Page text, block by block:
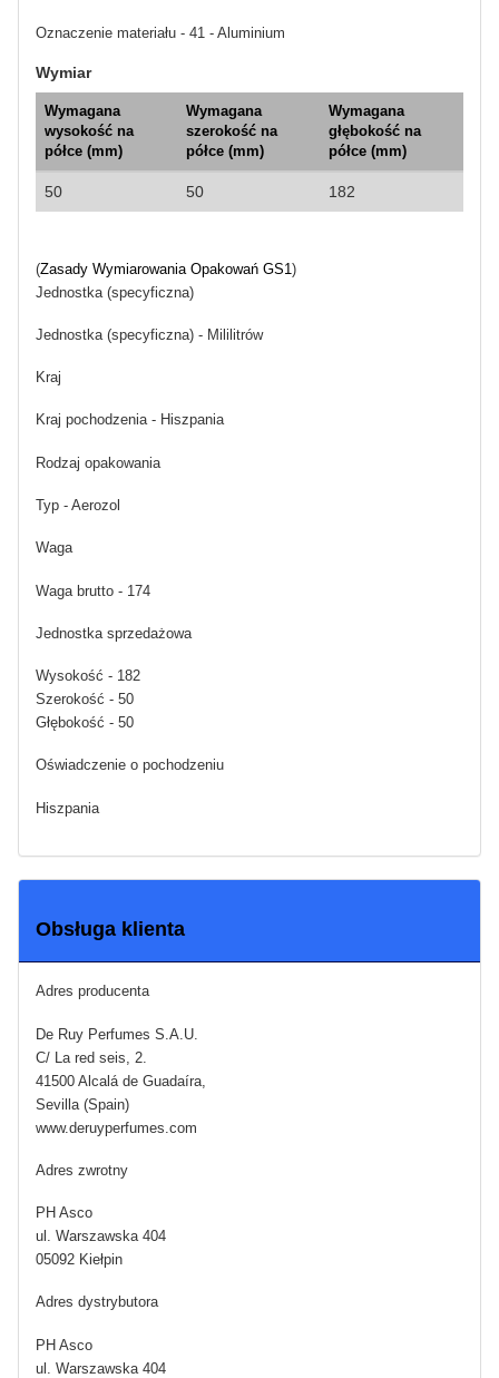
Oznaczenie materiału - 41 - Aluminium
Wymiar
Wymagana
wysokość na
półce (mm)
Wymagana
szerokość na
półce (mm)
Wymagana
głębokość na
półce (mm)
50 50 182
(Zasady Wymiarowania Opakowań GS1)
Jednostka (specyficzna)
Jednostka (specyficzna) - Mililitrów
Kraj
Kraj pochodzenia - Hiszpania
Rodzaj opakowania
Typ - Aerozol
Waga
Waga brutto - 174
Jednostka sprzedażowa
Wysokość - 182
Szerokość - 50
Głębokość - 50
Oświadczenie o pochodzeniu
Hiszpania
Obsługa klienta
Adres producenta
De Ruy Perfumes S.A.U.
C/ La red seis, 2.
41500 Alcalá de Guadaíra,
Sevilla (Spain)
www.deruyperfumes.com
Adres zwrotny
PH Asco
ul. Warszawska 404
05092 Kiełpin
Adres dystrybutora
PH Asco
ul. Warszawska 404